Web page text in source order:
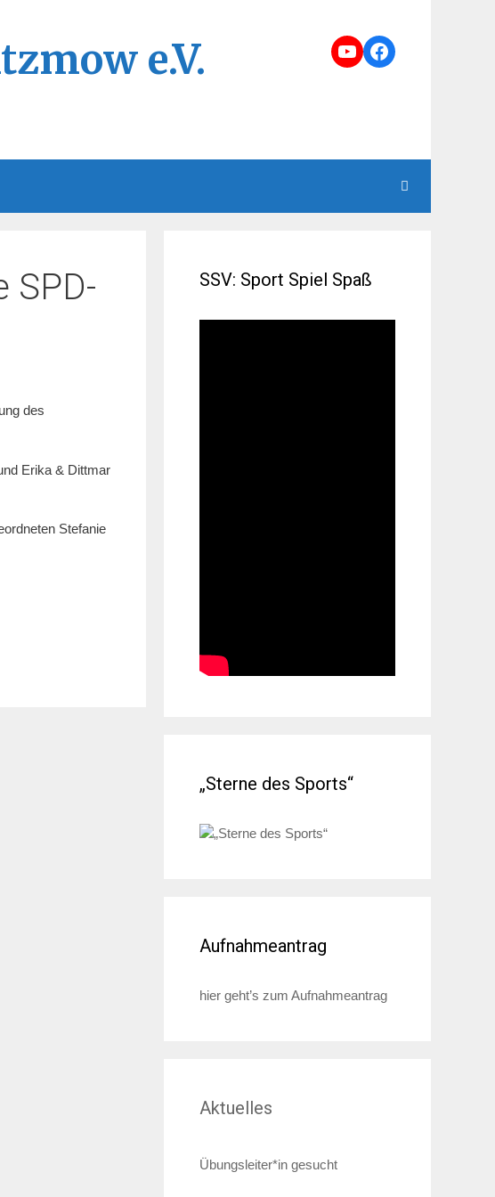
YouTube
Facebook
e.V.
SPD-
des
Erika & Dittmar
Stefanie
SSV: Sport Spiel Spaß
„Sterne des Sports“
Aufnahmeantrag
hier geht’s zum Aufnahmeantrag
Aktuelles
Übungsleiter*in gesucht